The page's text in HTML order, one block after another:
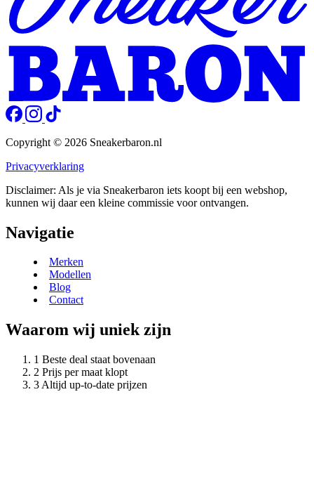
Copyright © 2026 Sneakerbaron.nl
Privacyverklaring
Disclaimer: Als je via Sneakerbaron iets koopt bij een webshop,
kunnen wij daar een kleine commissie voor ontvangen.
Navigatie
Merken
Modellen
Blog
Contact
Waarom wij uniek zijn
Beste deal staat bovenaan
Prijs per maat klopt
Altijd up-to-date prijzen